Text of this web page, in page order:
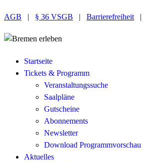
AGB | § 36 VSGB | Barrierefreiheit|
Startseite
Tickets & Programm
Veranstaltungssuche
Saalpläne
Gutscheine
Abonnements
Newsletter
Download Programmvorschau
Aktuelles